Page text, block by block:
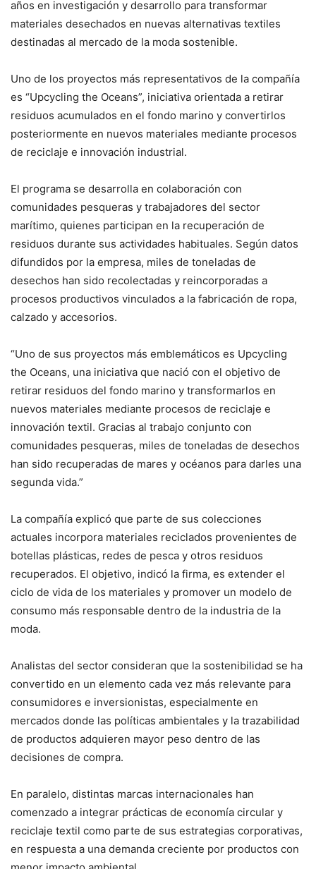
años en investigación y desarrollo para transformar
materiales desechados en nuevas alternativas textiles
destinadas al mercado de la moda sostenible.
Uno de los proyectos más representativos de la compañía
es “Upcycling the Oceans”, iniciativa orientada a retirar
residuos acumulados en el fondo marino y convertirlos
posteriormente en nuevos materiales mediante procesos
de reciclaje e innovación industrial.
El programa se desarrolla en colaboración con
comunidades pesqueras y trabajadores del sector
marítimo, quienes participan en la recuperación de
residuos durante sus actividades habituales. Según datos
difundidos por la empresa, miles de toneladas de
desechos han sido recolectadas y reincorporadas a
procesos productivos vinculados a la fabricación de ropa,
calzado y accesorios.
“Uno de sus proyectos más emblemáticos es Upcycling
the Oceans, una iniciativa que nació con el objetivo de
retirar residuos del fondo marino y transformarlos en
nuevos materiales mediante procesos de reciclaje e
innovación textil. Gracias al trabajo conjunto con
comunidades pesqueras, miles de toneladas de desechos
han sido recuperadas de mares y océanos para darles una
segunda vida.”
La compañía explicó que parte de sus colecciones
actuales incorpora materiales reciclados provenientes de
botellas plásticas, redes de pesca y otros residuos
recuperados. El objetivo, indicó la firma, es extender el
ciclo de vida de los materiales y promover un modelo de
consumo más responsable dentro de la industria de la
moda.
Analistas del sector consideran que la sostenibilidad se ha
convertido en un elemento cada vez más relevante para
consumidores e inversionistas, especialmente en
mercados donde las políticas ambientales y la trazabilidad
de productos adquieren mayor peso dentro de las
decisiones de compra.
En paralelo, distintas marcas internacionales han
comenzado a integrar prácticas de economía circular y
reciclaje textil como parte de sus estrategias corporativas,
en respuesta a una demanda creciente por productos con